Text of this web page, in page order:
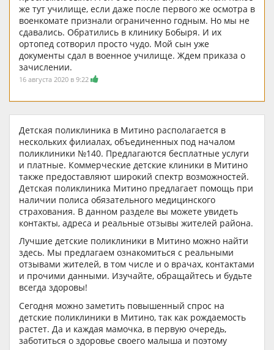
же тут училище, если даже после первого же осмотра в
военкомате признали ограниченно годным. Но мы не
сдавались. Обратились в клинику Бобыря. И их
ортопед сотворил просто чудо. Мой сын уже
документы сдал в военное училище. Ждем приказа о
зачислении.
16 августа 2020 в 9:22
Детская поликлиника в Митино располагается в
нескольких филиалах, объединенных под началом
поликлиники №140. Предлагаются бесплатные услуги
и платные. Коммерческие детские клиники в Митино
также предоставляют широкий спектр возможностей.
Детская поликлиника Митино предлагает помощь при
наличии полиса обязательного медицинского
страхования. В данном разделе вы можете увидеть
контакты, адреса и реальные отзывы жителей района.
Лучшие детские поликлиники в Митино можно найти
здесь. Мы предлагаем ознакомиться с реальными
отзывами жителей, в том числе и о врачах, контактами
и прочими данными. Изучайте, обращайтесь и будьте
всегда здоровы!
Сегодня можно заметить повышенный спрос на
детские поликлиники в Митино, так как рождаемость
растет. Да и каждая мамочка, в первую очередь,
заботиться о здоровье своего малыша и поэтому